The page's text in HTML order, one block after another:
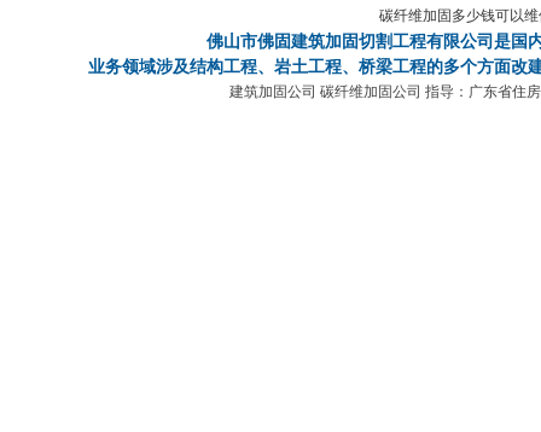
碳纤维加固多少钱可以
佛山市佛固建筑加固切割工程有限公司 是国
业务领域涉及结构工程、岩土工程、桥梁工程的多个方面
建筑加固公司 碳纤维加固公司 指导：广东省住